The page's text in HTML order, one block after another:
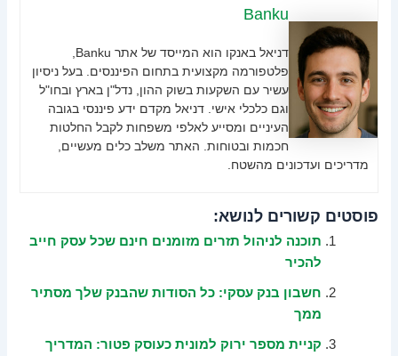
Banku
פלטפורמה מקצועית בתחום הפיננסים. בעל ניסיון
עשיר עם השקעות בשוק ההון, נדל"ן בארץ ובחו"ל
וגם כלכלי אישי. דניאל מקדם ידע פיננסי בגובה
העיניים ומסייע לאלפי משפחות לקבל החלטות
חכמות ובטוחות. האתר משלב כלים מעשיים,
מדריכים ועדכונים מהשטח.
פוסטים קשורים לנושא:
תוכנה לניהול תזרים מזומנים חינם שכל עסק חייב
להכיר
חשבון בנק עסקי: כל הסודות שהבנק שלך מסתיר
ממך
קניית מספר ירוק למונית כעוסק פטור: המדריך